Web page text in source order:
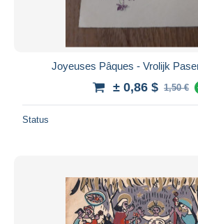
Joyeuses Pâques - Vrolijk
± 0,86 $ 1,50 €
Status